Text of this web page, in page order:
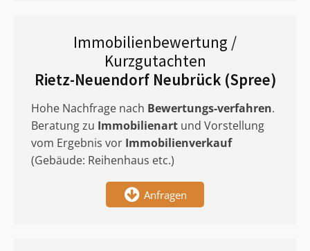
Immobilienbewertung /
Kurzgutachten
Rietz-Neuendorf Neubrück (Spree)
Hohe Nachfrage nach Bewertungs-verfahren.
Beratung zu Immobilienart und Vorstellung
vom Ergebnis vor Immobilienverkauf
(Gebäude: Reihenhaus etc.)
Anfragen